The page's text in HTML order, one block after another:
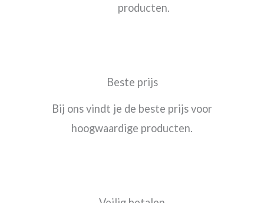
producten.
Beste prijs
Bij ons vindt je de beste prijs voor
hoogwaardige producten.